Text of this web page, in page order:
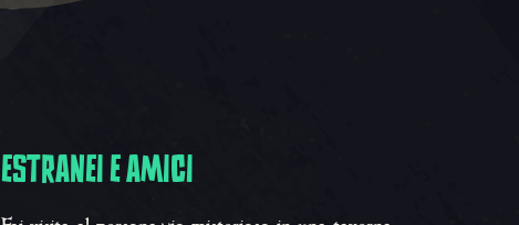
ESTRANEI E AMICI